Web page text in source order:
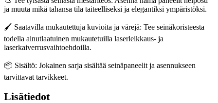
ja muuta mikä tahansa tila taiteelliseksi ja elegantiksi ympäristöksi.
🖌️ Saatavilla mukautettuja kuvioita ja värejä: Tee seinäkoristeesta
todella ainutlaatuinen mukautetuilla laserleikkaus- ja
laserkaiverrusvaihtoehdoilla.
📦 Sisältö: Jokainen sarja sisältää seinäpaneelit ja asennukseen
tarvittavat tarvikkeet.
Lisätiedot